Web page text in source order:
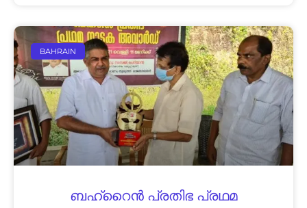
BAHRAIN
ബഹ്‌റൈൻ പ്രതിഭ പ്രഥമ